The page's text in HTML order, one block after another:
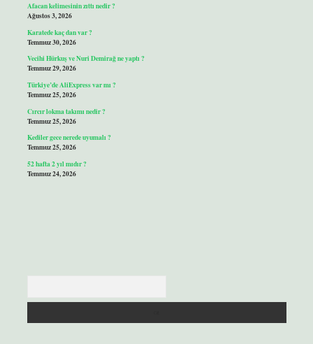
Afacan kelimesinin zıttı nedir ?
Ağustos 3, 2026
Karatede kaç dan var ?
Temmuz 30, 2026
Vecihi Hürkuş ve Nuri Demirağ ne yaptı ?
Temmuz 29, 2026
Türkiye’de AliExpress var mı ?
Temmuz 25, 2026
Cırcır lokma takımı nedir ?
Temmuz 25, 2026
Kediler gece nerede uyumalı ?
Temmuz 25, 2026
52 hafta 2 yıl mıdır ?
Temmuz 24, 2026